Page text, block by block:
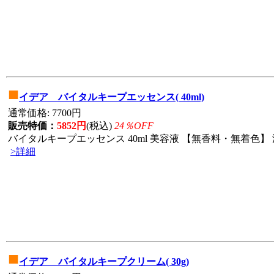
■イデア バイタルキープエッセンス( 40ml)
通常価格: 7700円
販売特価： 5852円(税込) 24％OFF
バイタルキープエッセンス 40ml 美容液 【無香料・無着色】
>詳細
■イデア バイタルキープクリーム( 30g)